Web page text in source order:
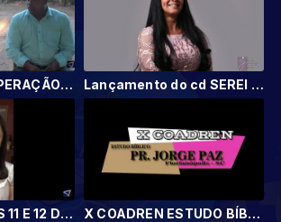
CASA DE RECUPERAÇÃO - SALUTAR Lançamento do cd SEREI FIEL
UCADETER DIAS 11 E 12 DE OUTUBRO DE 2018 X COADREN ESTUDO BÍBLICO DO PASTOR JORGE PAZ